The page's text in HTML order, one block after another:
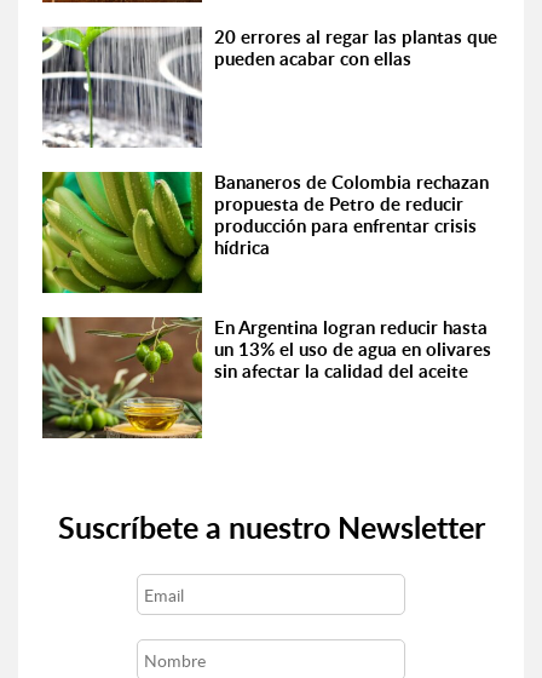
20 errores al regar las plantas que
pueden acabar con ellas
Bananeros de Colombia rechazan
propuesta de Petro de reducir
producción para enfrentar crisis
hídrica
En Argentina logran reducir hasta
un 13% el uso de agua en olivares
sin afectar la calidad del aceite
Suscríbete a nuestro Newsletter